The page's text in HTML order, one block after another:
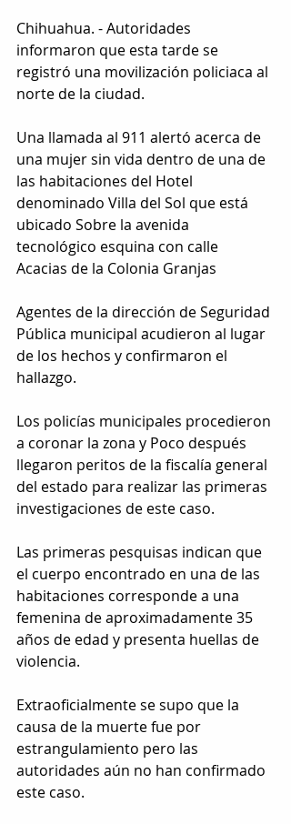
Chihuahua. - Autoridades
informaron que esta tarde se
registró una movilización policiaca al
norte de la ciudad.
Una llamada al 911 alertó acerca de
una mujer sin vida dentro de una de
las habitaciones del Hotel
denominado Villa del Sol que está
ubicado Sobre la avenida
tecnológico esquina con calle
Acacias de la Colonia Granjas
Agentes de la dirección de Seguridad
Pública municipal acudieron al lugar
de los hechos y confirmaron el
hallazgo.
Los policías municipales procedieron
a coronar la zona y Poco después
llegaron peritos de la fiscalía general
del estado para realizar las primeras
investigaciones de este caso.
Las primeras pesquisas indican que
el cuerpo encontrado en una de las
habitaciones corresponde a una
femenina de aproximadamente 35
años de edad y presenta huellas de
violencia.
Extraoficialmente se supo que la
causa de la muerte fue por
estrangulamiento pero las
autoridades aún no han confirmado
este caso.